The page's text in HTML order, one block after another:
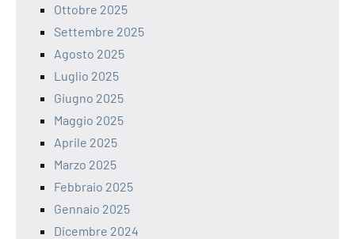
Ottobre 2025
Settembre 2025
Agosto 2025
Luglio 2025
Giugno 2025
Maggio 2025
Aprile 2025
Marzo 2025
Febbraio 2025
Gennaio 2025
Dicembre 2024